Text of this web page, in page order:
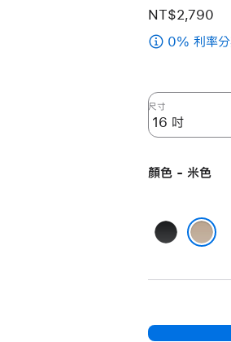
NT$2,790
0% 利率分
尺寸
顏色 - 米色
黑